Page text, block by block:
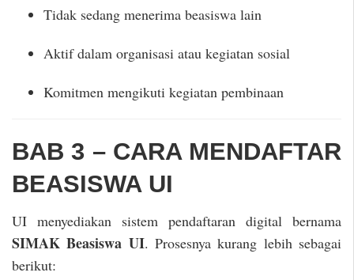
Tidak sedang menerima beasiswa lain
Aktif dalam organisasi atau kegiatan sosial
Komitmen mengikuti kegiatan pembinaan
BAB 3 – CARA MENDAFTAR
BEASISWA UI
UI menyediakan sistem pendaftaran digital bernama
SIMAK Beasiswa UI. Prosesnya kurang lebih sebagai
berikut: